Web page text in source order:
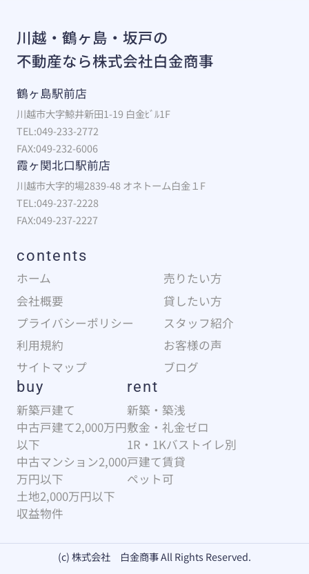
川越・鶴ヶ島・坂戸の
不動産なら株式会社白金商事
鶴ヶ島駅前店
川越市大字鯨井新田1-19 白金ﾋﾞﾙ1F
TEL:049-233-2772
FAX:049-232-6006
霞ヶ関北口駅前店
川越市大字的場2839-48 オネトーム白金１F
TEL:049-237-2228
FAX:049-237-2227
contents
ホーム
売りたい方
会社概要
貸したい方
プライバシーポリシー
スタッフ紹介
利用規約
お客様の声
サイトマップ
ブログ
buy
新築戸建て
中古戸建て2,000万円
以下
中古マンション2,000
万円以下
土地2,000万円以下
収益物件
rent
新築・築浅
敷金・礼金ゼロ
1R・1Kバストイレ別
戸建て賃貸
ペット可
(c) 株式会社 白金商事 All Rights Reserved.